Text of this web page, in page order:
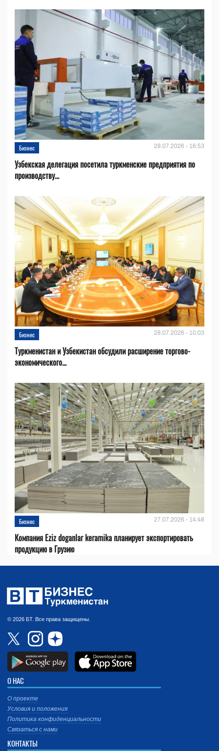
Бизнес 28.07.2026 - 16:53
Узбекская делегация посетила туркменские предприятия по
производству...
Бизнес 28.07.2026 - 10:03
Туркменистан и Узбекистан обсудили расширение торгово-
экономического...
Бизнес 27.07.2026 - 14:48
Компания Eziz doganlar keramika планирует экспортировать
продукцию в Грузию
© 2026 БТ. Все права защищены.
О НАС
О проекте
Условия и положения
Политика конфиденциальности
Связаться с нами
КОНТАКТЫ